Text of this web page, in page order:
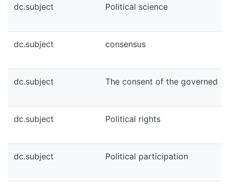
dc.subject Political science
dc.subject consensus
dc.subject The consent of the governed
dc.subject Political rights
dc.subject Political participation